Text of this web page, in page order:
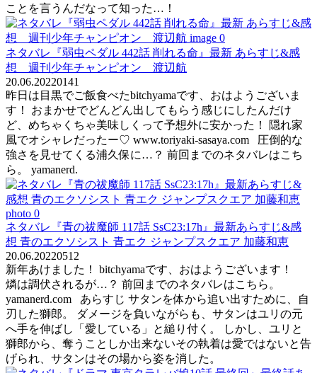
ことを言うんだなって知った…！
ネタバレ『弱虫ペダル 442話 削れる命』最新 あらすじ&感
想 週刊少年チャンピオン 渡辺航
20.06.20220141
昨日は目黒でご飯食べたbitchyamaです、おはようございま
す！ おまかせでどんどん出してもらう感じにしたんだけ
ど、めちゃくちゃ美味しくって予想外に安かった！ 隠れ家
風でオシャレだったー♡ www.toriyaki-sasaya.com 圧倒的な
強さを見せてくる浦久保に…？ 前回までのネタバレはこち
ら。 yamanerd.
ネタバレ『青の祓魔師 117話 SsC23:17h』最新あらすじ&感
想 青のエクソシスト 青エク ジャンプスクエア 加藤和恵
20.06.20220512
新年あけました！ bitchyamaです、おはようございます！
燐は調伏されるが…？ 前回までのネタバレはこちら。
yamanerd.com あらすじ サタンを体から追い出すために、自
刃した獅郎。 ダメージを負いながらも、サタンはユリの元
へ手を伸ばし「愛している」と縋り付く。 しかし、ユリと
獅郎から、奪うことしか出来ないその執着は愛ではないと告
げられ、サタンはその場から姿を消した。